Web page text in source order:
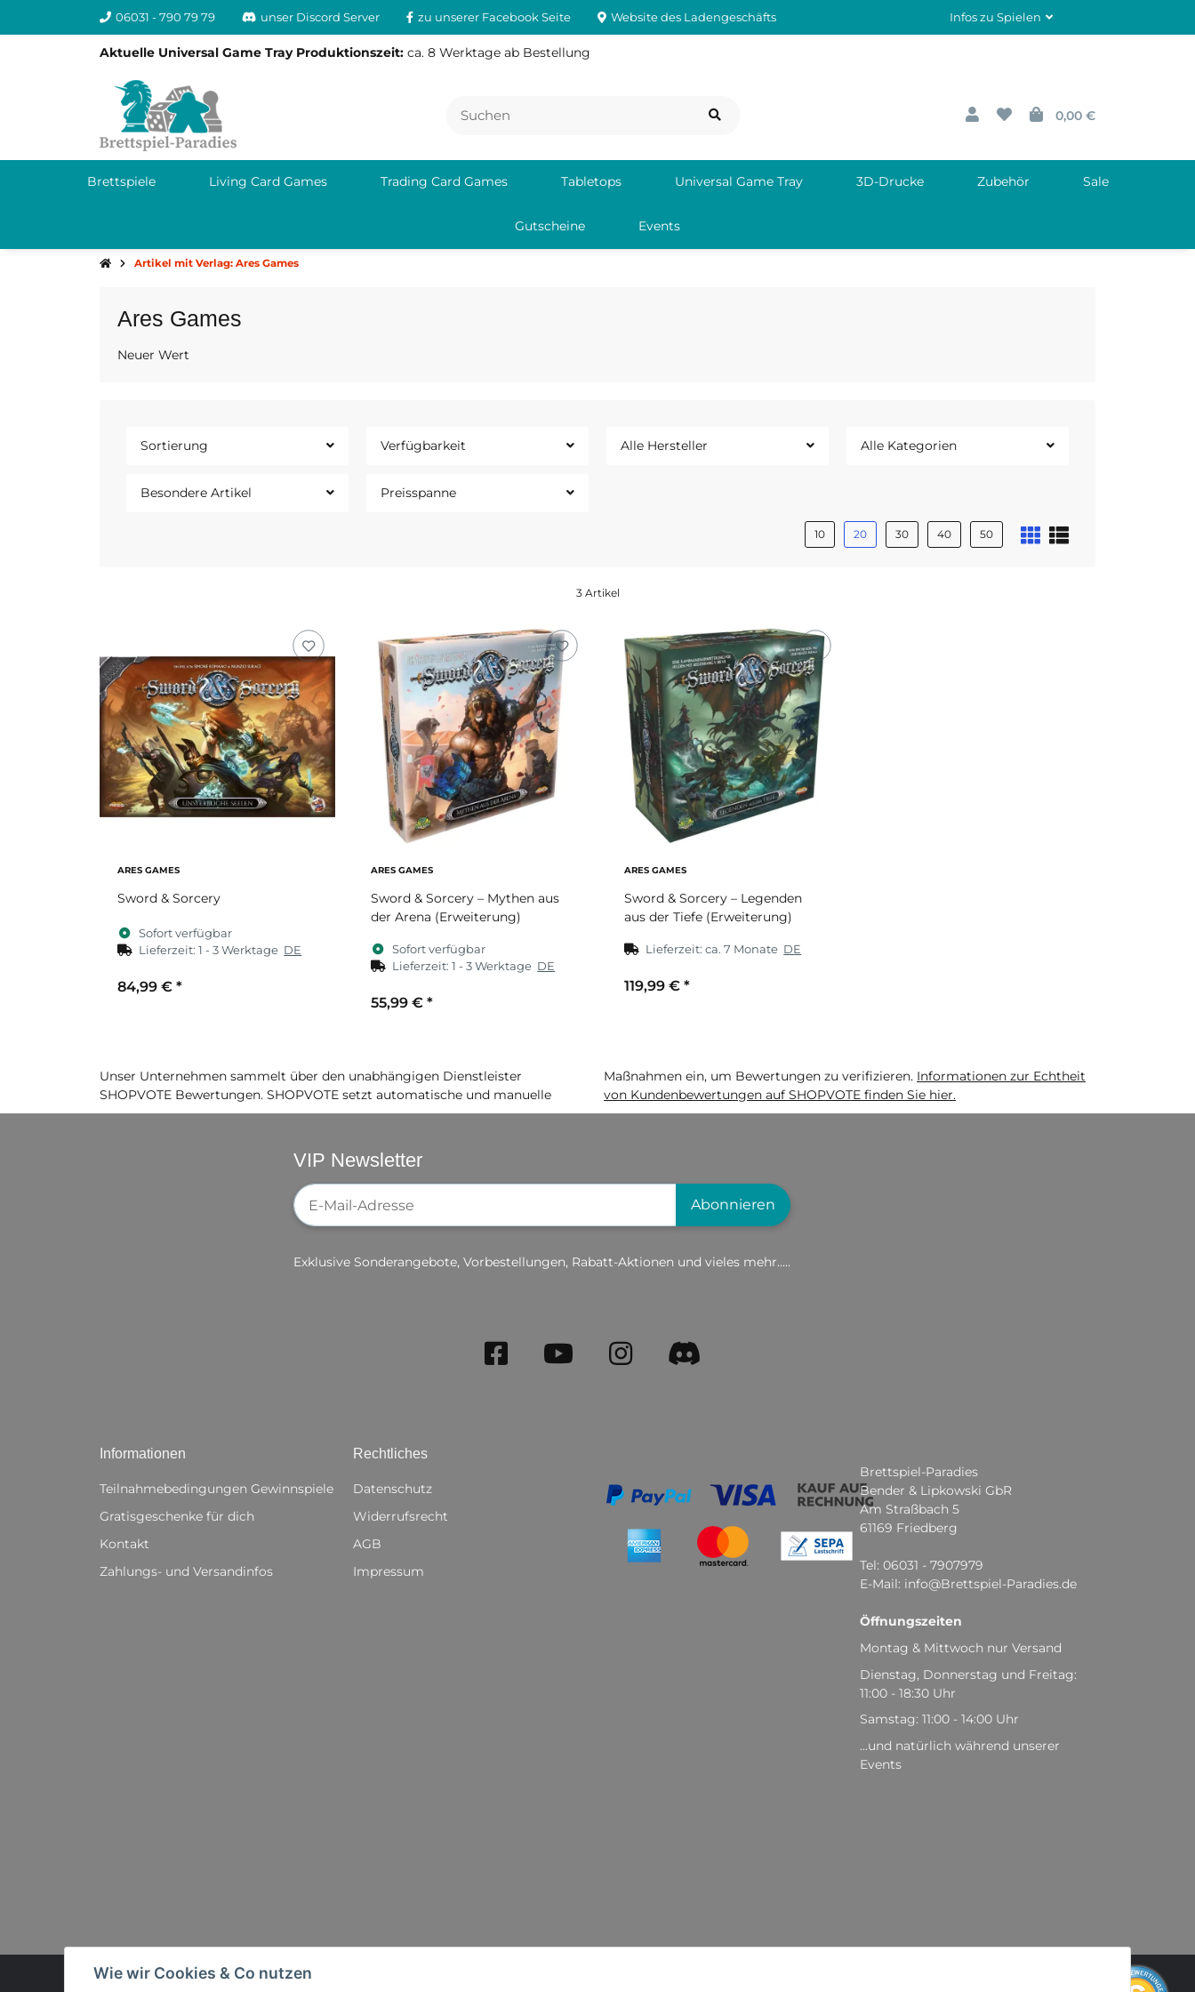
Wie wir Cookies & Co nutzen
06031 - 790 79 79 unser Discord Server zu unserer Facebook Seite Website des Ladengeschäfts Infos zu Spielen
Aktuelle Universal Game Tray Produktionszeit: ca. 8 Werktage ab Bestellung
0,00 €
Brettspiele Living Card Games Trading Card Games Tabletops Universal Game Tray 3D-Drucke Zubehör Sale
Gutscheine Events
Artikel mit Verlag: Ares Games
Ares Games
Neuer Wert
Sortierung Verfügbarkeit Alle Hersteller Alle Kategorien
Besondere Artikel Preisspanne
10 20 30 40 50
3 Artikel
ARES GAMES
Sword & Sorcery
Sofort verfügbar
Lieferzeit:1 - 3 Werktage DE
84,99 € *
ARES GAMES
Sword & Sorcery – Mythen aus
der Arena (Erweiterung)
Sofort verfügbar
Lieferzeit:1 - 3 Werktage DE
55,99 € *
ARES GAMES
Sword & Sorcery – Legenden
aus der Tiefe (Erweiterung)
Lieferzeit:ca. 7 Monate DE
119,99 € *
Unser Unternehmen sammelt über den unabhängigen Dienstleister
SHOPVOTE Bewertungen. SHOPVOTE setzt automatische und manuelle
Maßnahmen ein, um Bewertungen zu verifizieren. Informationen zur Echtheit
von Kundenbewertungen auf SHOPVOTE finden Sie hier.
VIP Newsletter
Newsletter-Registrierung
Abonnieren
Exklusive Sonderangebote, Vorbestellungen, Rabatt-Aktionen und vieles mehr.....
Informationen
Teilnahmebedingungen Gewinnspiele
Gratisgeschenke für dich
Kontakt
Zahlungs- und Versandinfos
Rechtliches
Datenschutz
Widerrufsrecht
AGB
Impressum
Brettspiel-Paradies
Bender & Lipkowski GbR
Am Straßbach 5
61169 Friedberg
Tel: 06031 - 7907979
E-Mail: info@Brettspiel-Paradies.de
Öffnungszeiten
Montag & Mittwoch nur Versand
Dienstag, Donnerstag und Freitag:
11:00 - 18:30 Uhr
Samstag: 11:00 - 14:00 Uhr
...und natürlich während unserer
Events